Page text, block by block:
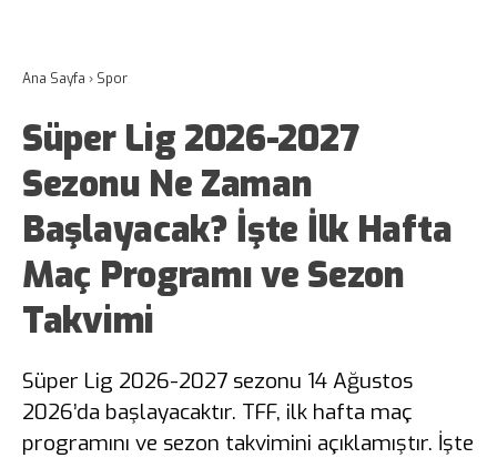
Ana Sayfa › Spor
Süper Lig 2026-2027
Sezonu Ne Zaman
Başlayacak? İşte İlk Hafta
Maç Programı ve Sezon
Takvimi
Süper Lig 2026-2027 sezonu 14 Ağustos
2026’da başlayacaktır. TFF, ilk hafta maç
programını ve sezon takvimini açıklamıştır. İşte